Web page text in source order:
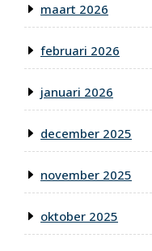
maart 2026
februari 2026
januari 2026
december 2025
november 2025
oktober 2025